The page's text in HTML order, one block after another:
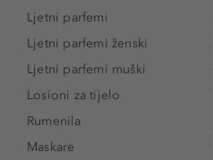
Ljetni parfemi
Ljetni parfemi ženski
Ljetni parfemi muški
Losioni za tijelo
Rumenila
Maskare